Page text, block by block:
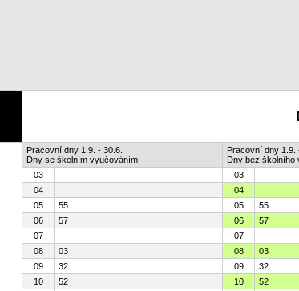
Pracovní dny 1.9. - 30.6.
Dny se školním vyučováním
Pracovní dny 1.9.
Dny bez školního
03 03
04
04
05
55 05 55
06
57 06 57
07
07
08
03 08 03
09
32 09 32
10
52 10 52